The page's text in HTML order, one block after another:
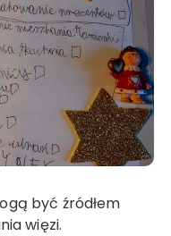
więzi.